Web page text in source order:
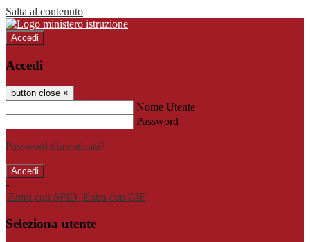
Salta al contenuto
Accedi
Accedi
button close ×
Nome Utente
Password
Password dimenticata?
-
Entra con SPID Entra con CIE
Seleziona utente